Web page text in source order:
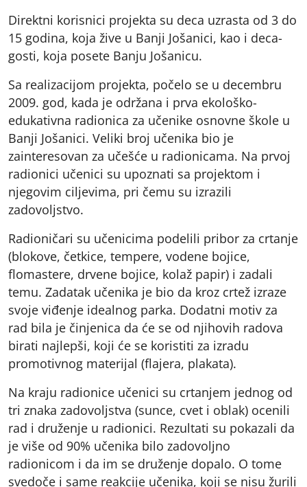
Direktni korisnici projekta su deca uzrasta od 3 do
15 godina, koja žive u Banji Jošanici, kao i deca-
gosti, koja posete Banju Jošanicu.
Sa realizacijom projekta, počelo se u decembru
2009. god, kada je održana i prva ekološko-
edukativna radionica za učenike osnovne škole u
Banji Jošanici. Veliki broj učenika bio je
zainteresovan za učešće u radionicama. Na prvoj
radionici učenici su upoznati sa projektom i
njegovim ciljevima, pri čemu su izrazili
zadovoljstvo.
Radioničari su učenicima podelili pribor za crtanje
(blokove, četkice, tempere, vodene bojice,
flomastere, drvene bojice, kolaž papir) i zadali
temu. Zadatak učenika je bio da kroz crtež izraze
svoje viđenje idealnog parka. Dodatni motiv za
rad bila je činjenica da će se od njihovih radova
birati najlepši, koji će se koristiti za izradu
promotivnog materijal (flajera, plakata).
Na kraju radionice učenici su crtanjem jednog od
tri znaka zadovoljstva (sunce, cvet i oblak) ocenili
rad i druženje u radionici. Rezultati su pokazali da
je više od 90% učenika bilo zadovoljno
radionicom i da im se druženje dopalo. O tome
svedoče i same reakcije učenika, koji se nisu žurili